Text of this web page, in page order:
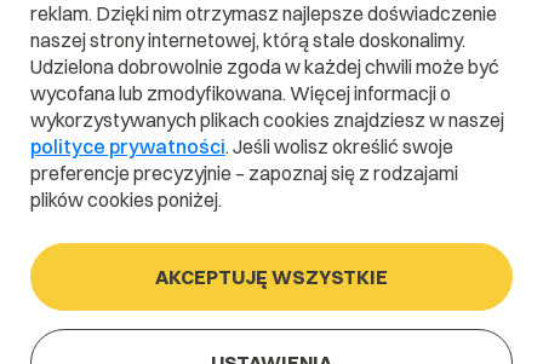
7 lipca 2025 ok.4min
reklam. Dzięki nim otrzymasz najlepsze doświadczenie
naszej strony internetowej, którą stale doskonalimy.
Udzielona dobrowolnie zgoda w każdej chwili może być
wycofana lub zmodyfikowana. Więcej informacji o
wykorzystywanych plikach cookies znajdziesz w naszej
polityce prywatności. Jeśli wolisz określić swoje
preferencje precyzyjnie – zapoznaj się z rodzajami
plików cookies poniżej.
AKCEPTUJĘ WSZYSTKIE